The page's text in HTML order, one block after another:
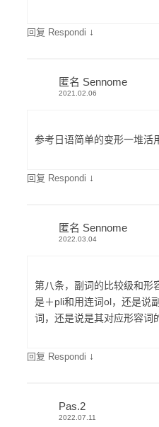
回复 Respondi ↓
匿名 Sennome
2021.02.06
参考日语简单的变形一堆活
回复 Respondi ↓
匿名 Sennome
2022.03.04
第八条，副词的比较级和形
是＋pli和用连词ol，还是说
词，还是说是其对应形容词
回复 Respondi ↓
Pas.2
2022.07.11